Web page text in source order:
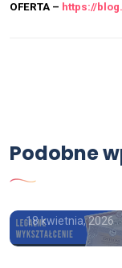
OFERTA – https://
Podobne
Gdzie
wpisem do
18 kwietnia, 2026